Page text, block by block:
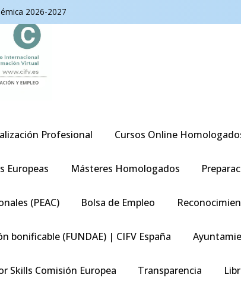
2026-2027
Profesional Cursos Online
Europeas Másteres Homologados
(PEAC) Bolsa de Empleo
bonificable (FUNDAE) | CIFV España
Skills Comisión Europea Transparencia